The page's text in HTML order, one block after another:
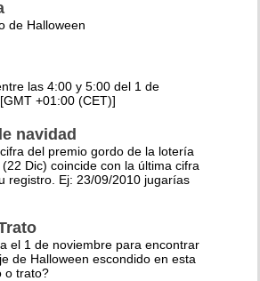
de Halloween
las 4:00 y 5:00 del 1 de
+01:00 (CET)]
navidad
del premio gordo de la lotería
Dic) coincide con la última cifra
registro. Ej: 23/09/2010 jugarías
el 1 de noviembre para encontrar
de Halloween escondido en esta
o trato?